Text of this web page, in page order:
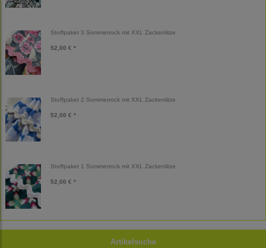
Stoffpaket 3 Sommerrock mit XXL Zackenlitze
52,00 € *
Stoffpaket 2 Sommerrock mit XXL Zackenlitze
52,00 € *
Stoffpaket 1 Sommerrock mit XXL Zackenlitze
52,00 € *
Artikelsuche